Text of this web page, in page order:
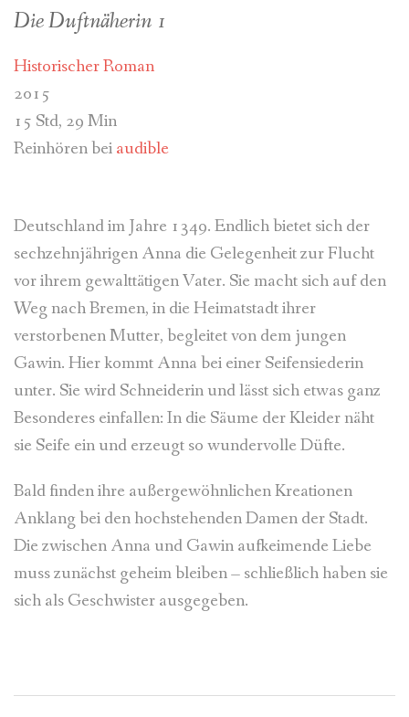
Die Duftnäherin 1
Historischer Roman
2015
15 Std, 29 Min
Reinhören beiaudible
Deutschland im Jahre 1349. Endlich bietet sich der
sechzehnjährigen Anna die Gelegenheit zur Flucht
vor ihrem gewalttätigen Vater. Sie macht sich auf den
Weg nach Bremen, in die Heimatstadt ihrer
verstorbenen Mutter, begleitet von dem jungen
Gawin. Hier kommt Anna bei einer Seifensiederin
unter. Sie wird Schneiderin und lässt sich etwas ganz
Besonderes einfallen: In die Säume der Kleider näht
sie Seife ein und erzeugt so wundervolle Düfte.
Bald finden ihre außergewöhnlichen Kreationen
Anklang bei den hochstehenden Damen der Stadt.
Die zwischen Anna und Gawin aufkeimende Liebe
muss zunächst geheim bleiben – schließlich haben sie
sich als Geschwister ausgegeben.